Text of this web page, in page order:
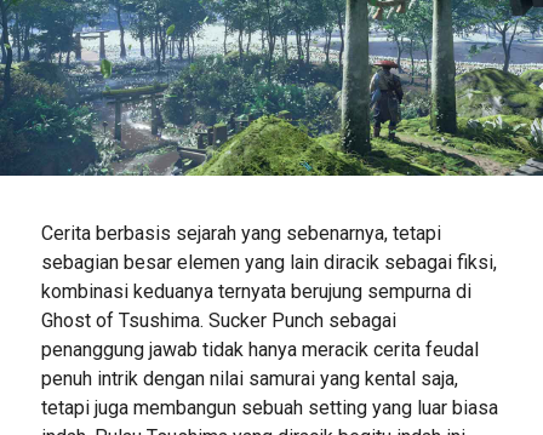
Cerita berbasis sejarah yang sebenarnya, tetapi
sebagian besar elemen yang lain diracik sebagai fiksi,
kombinasi keduanya ternyata berujung sempurna di
Ghost of Tsushima. Sucker Punch sebagai
penanggung jawab tidak hanya meracik cerita feudal
penuh intrik dengan nilai samurai yang kental saja,
tetapi juga membangun sebuah setting yang luar biasa